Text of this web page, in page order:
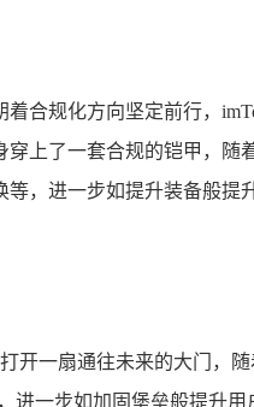
合规化方向坚定前行，
上了一套合规的铠甲，随
，进一步如提升装备般提
一扇通往未来的大门，
进一步如加固堡垒般提升